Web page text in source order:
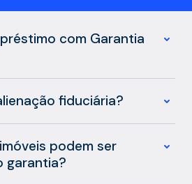
com Garantia
fiduciária?
podem ser
garantia?